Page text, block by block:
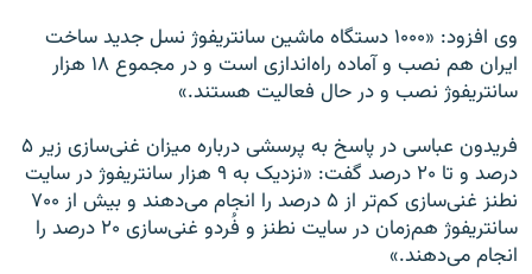
وی افزود: «۱۰۰۰ دستگاه ماشین سانتریفوژ نسل جدید ساخت
ایران هم نصب و آماده راه‌اندازی است و در مجموع ۱۸ هزار
سانتریفوژ نصب و در حال فعالیت هستند.»
فریدون عباسی در پاسخ به پرسشی درباره میزان غنی‌سازی زیر ۵
درصد و تا ۲۰ درصد گفت: «نزدیک به ۹ هزار سانتریفوژ در سایت
نطنز غنی‌سازی کم‌تر از ۵ درصد را انجام می‌دهند و بیش از ۷۰۰
سانتریفوژ هم‌زمان در سایت نطنز و فُردو غنی‌سازی ۲۰ درصد را
انجام می‌دهند.»